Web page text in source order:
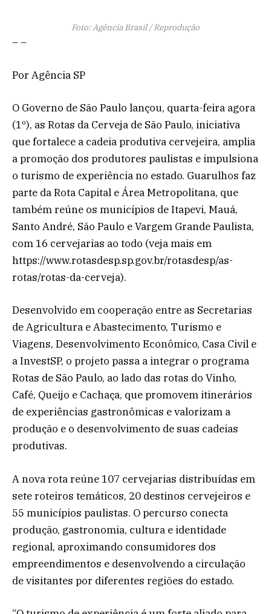
Foto: Agência Brasil / Reprodução
– –
Por Agência SP
O Governo de São Paulo lançou, quarta-feira agora
(1º), as Rotas da Cerveja de São Paulo, iniciativa
que fortalece a cadeia produtiva cervejeira, amplia
a promoção dos produtores paulistas e impulsiona
o turismo de experiência no estado. Guarulhos faz
parte da Rota Capital e Área Metropolitana, que
também reúne os municípios de Itapevi, Mauá,
Santo André, São Paulo e Vargem Grande Paulista,
com 16 cervejarias ao todo (veja mais em
https://www.rotasdesp.sp.gov.br/rotasdesp/as-
rotas/rotas-da-cerveja).
Desenvolvido em cooperação entre as Secretarias
de Agricultura e Abastecimento, Turismo e
Viagens, Desenvolvimento Econômico, Casa Civil e
a InvestSP, o projeto passa a integrar o programa
Rotas de São Paulo, ao lado das rotas do Vinho,
Café, Queijo e Cachaça, que promovem itinerários
de experiências gastronômicas e valorizam a
produção e o desenvolvimento de suas cadeias
produtivas.
A nova rota reúne 107 cervejarias distribuídas em
sete roteiros temáticos, 20 destinos cervejeiros e
55 municípios paulistas. O percurso conecta
produção, gastronomia, cultura e identidade
regional, aproximando consumidores dos
empreendimentos e desenvolvendo a circulação
de visitantes por diferentes regiões do estado.